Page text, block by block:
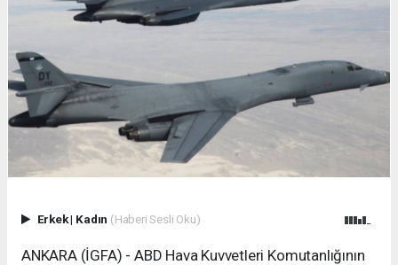
Erkek| Kadın (Haberi Sesli Oku)
ANKARA (İGFA) - ABD Hava Kuvvetleri Komutanlığının